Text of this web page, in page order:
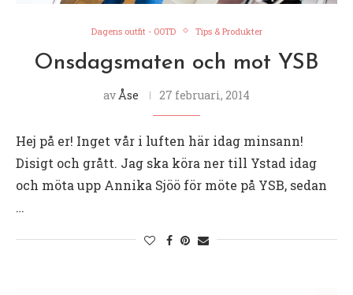
Dagens outfit - OOTD Tips & Produkter
Onsdagsmaten och mot YSB
av Åse 27 februari, 2014
Hej på er! Inget vår i luften här idag minsann!
Disigt och grått. Jag ska köra ner till Ystad idag
och möta upp Annika Sjöö för möte på YSB, sedan
…